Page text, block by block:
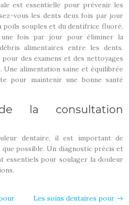
est essentielle pour prévenir les
vous les dents deux fois par jour
poils souples et du dentifrice fluoré.
fois par jour pour éliminer la
alimentaires entre les dents.
des examens et des nettoyages
alimentation saine et équilibrée
pour maintenir une bonne santé
la consultation
dentaire, il est important de
possible. Un diagnostic précis et
essentiels pour soulager la douleur
Les soins dentaires pour